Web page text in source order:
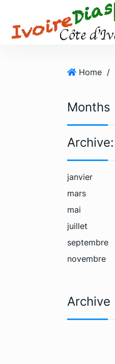
Home /
Months
Archive:
janvier
mars
mai
juillet
septembre
novembre
Archive